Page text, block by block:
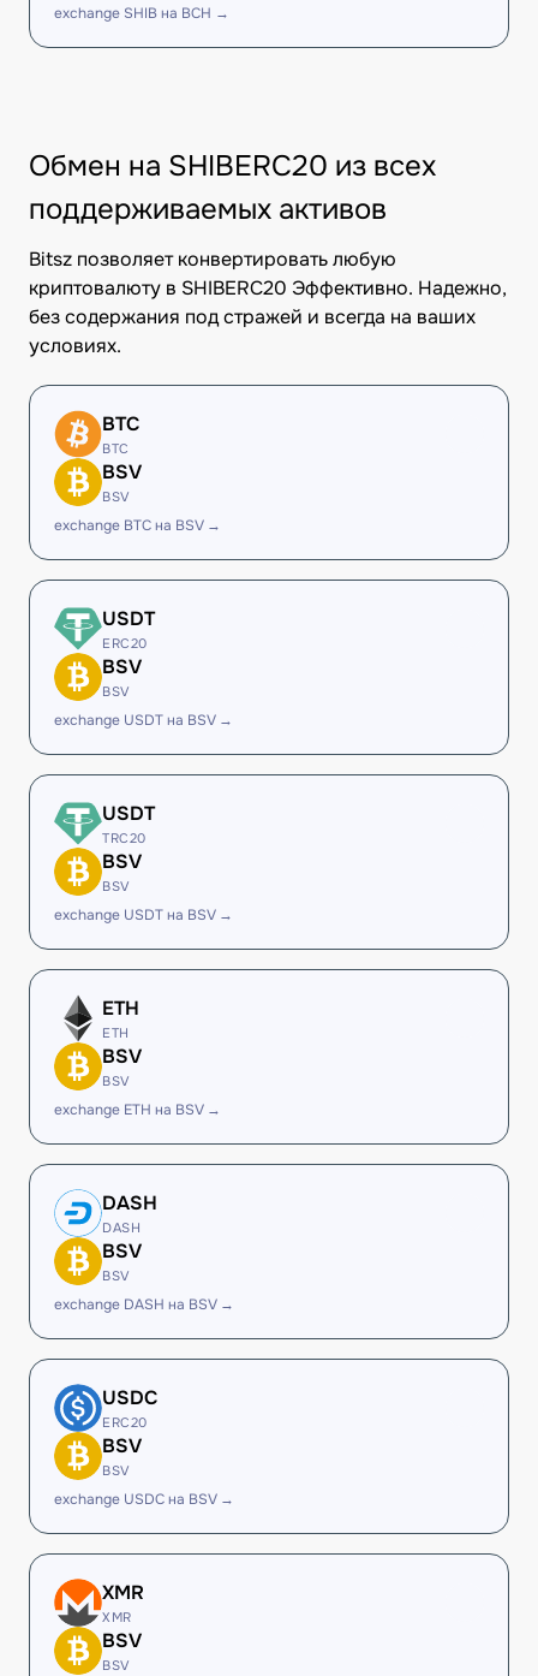
exchange SHIB на BCH →
Обмен на SHIBERC20 из всех
поддерживаемых активов
Bitsz позволяет конвертировать любую
криптовалюту в SHIBERC20 Эффективно. Надежно,
без содержания под стражей и всегда на ваших
условиях.
BTC
BTC
BSV
BSV
exchange BTC на BSV →
USDT
ERC20
BSV
BSV
exchange USDT на BSV →
USDT
TRC20
BSV
BSV
exchange USDT на BSV →
ETH
ETH
BSV
BSV
exchange ETH на BSV →
DASH
DASH
BSV
BSV
exchange DASH на BSV →
USDC
ERC20
BSV
BSV
exchange USDC на BSV →
XMR
XMR
BSV
BSV